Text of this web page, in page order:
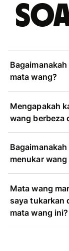
mata wang?
Mengapakah
wang berbeza
menukar wang
Mata wang
saya tukarkan
mata wang ini?